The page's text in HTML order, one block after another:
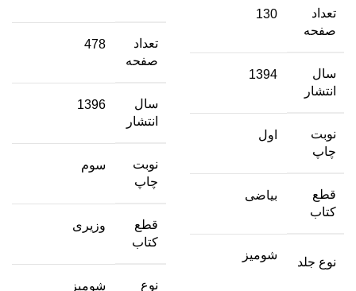
تعداد
صفحه
130
سال
انتشار
1394
نوبت
چاپ
اول
قطع
کتاب
بیاضی
نوع جلد
شومیز
تعداد
صفحه
478
سال
انتشار
1396
نوبت
چاپ
سوم
قطع
کتاب
وزیری
نوع
شومیز